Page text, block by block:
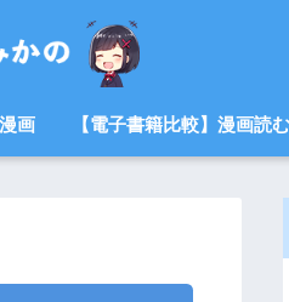
画 【電子書籍比較】漫画読